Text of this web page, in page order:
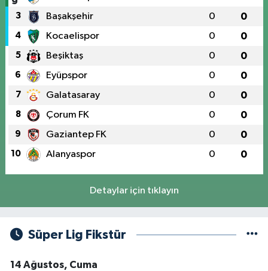
3 Başakşehir 0 0
4 Kocaelispor 0 0
5 Beşiktaş 0 0
6 Eyüpspor 0 0
7 Galatasaray 0 0
8 Çorum FK 0 0
9 Gaziantep FK 0 0
10 Alanyaspor 0 0
Detaylar için tıklayın
Süper Lig Fikstür
14 Ağustos, Cuma